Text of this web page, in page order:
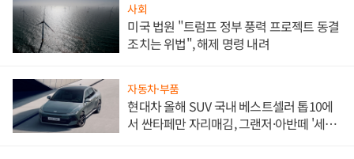
사회
미국 법원 "트럼프 정부 풍력 프로젝트 동결
조치는 위법", 해제 명령 내려
자동차·부품
현대차 올해 SUV 국내 베스트셀러 톱10에
서 싼타페만 자리매김, 그랜저·아반떼 '세단